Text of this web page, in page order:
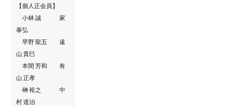
【個人正会員】
小林 誠 家
泰弘
早野 龍五 遠
山 貴巳
本間 芳和 有
山 正孝
榊 裕之 中
村 道治